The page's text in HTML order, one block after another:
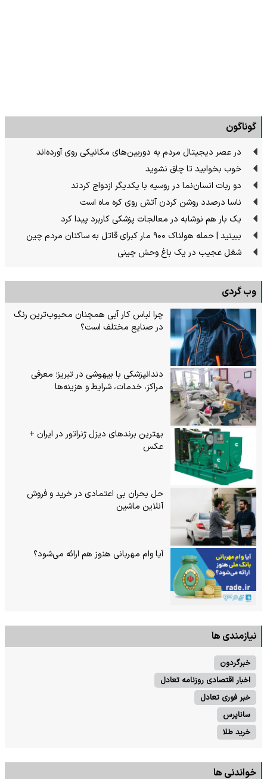
گوناگون
در عصر دیجیتال مردم به دوربین‌های مکانیکی روی آورده‌اند
خوب بخوابید تا چاق نشوید
دو ربات انسان‌نما در روسیه با یکدیگر ازدواج کردند
ناسا درصدد روشن کردن آتش روی کره ماه است
یک بار هم نوشابه در معالجات پزشکی کاربرد پیدا کرد
ببینید | حمله هولناک ۹۰۰ مار کبرای قاتل به ساکنان مردم چین
شغل عجیب در یک باغ وحش چینی
وب گردی
چرا لباس کار آبی همچنان محبوب‌ترین رنگ
در صنایع مختلف است؟
دندانپزشکی با بیهوشی در تبریز؛ معرفی
مراکز، خدمات، شرایط و هزینه‌ها
بهترین برندهای دیزل ژنراتور در ایران +
عکس
حل بحران بی‌ اعتمادی در خرید و فروش
آنلاین ماشین
آیا وام مهربانی هنوز هم ارائه می‌شود؟
نیازمندی ها
خبرگردون
اخبار اقتصادی روزنامه تعادل
خبر فوری تعادل
ساناپرس
خرید طلا
خواندنی ها